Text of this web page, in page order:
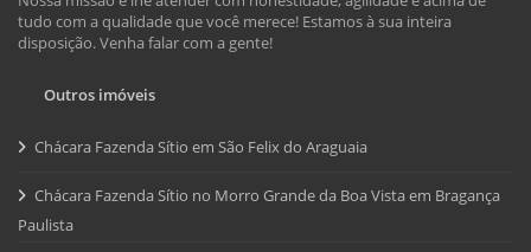
tudo com a qualidade que você merece! Estamos à sua inteira
disposição. Venha falar com a gente!
Outros imóveis
Chácara Fazenda Sítio em São Felix do Araguaia
Chácara Fazenda Sítio no Morro Grande da Boa Vista em Bragança
Paulista